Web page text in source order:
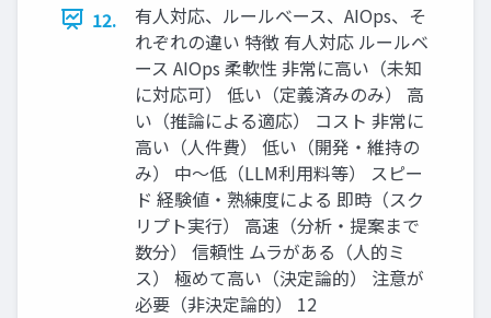
12.
有人対応、ルールベース、AIOps、そ
れぞれの違い 特徴 有人対応 ルールベ
ース AIOps 柔軟性 非常に高い（未知
に対応可） 低い（定義済みのみ） 高
い（推論による適応） コスト 非常に
高い（人件費） 低い（開発・維持の
み） 中〜低（LLM利用料等） スピー
ド 経験値・熟練度による 即時（スク
リプト実行） 高速（分析・提案まで
数分） 信頼性 ムラがある（人的ミ
ス） 極めて高い（決定論的） 注意が
必要（非決定論的） 12